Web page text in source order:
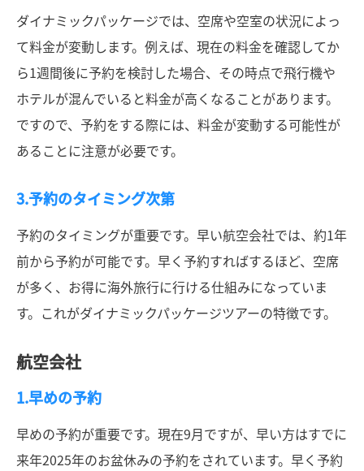
ダイナミックパッケージでは、空席や空室の状況によっ
て料金が変動します。例えば、現在の料金を確認してか
ら1週間後に予約を検討した場合、その時点で飛行機や
ホテルが混んでいると料金が高くなることがあります。
ですので、予約をする際には、料金が変動する可能性が
あることに注意が必要です。
3.予約のタイミング次第
予約のタイミングが重要です。早い航空会社では、約1年
前から予約が可能です。早く予約すればするほど、空席
が多く、お得に海外旅行に行ける仕組みになっていま
す。これがダイナミックパッケージツアーの特徴です。
航空会社
1.早めの予約
早めの予約が重要です。現在9月ですが、早い方はすでに
来年2025年のお盆休みの予約をされています。早く予約